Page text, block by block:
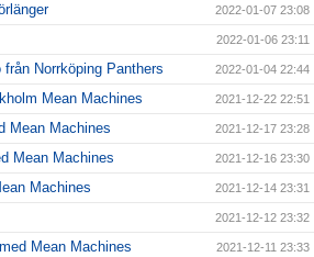
2022-01-07 23:08
2022-01-06 23:11
Norrköping Panthers 2022-01-04 22:44
Mean Machines 2021-12-22 22:51
Mean Machines 2021-12-17 23:28
Mean Machines 2021-12-16 23:30
Machines 2021-12-14 23:31
2021-12-12 23:32
Mean Machines 2021-12-11 23:33